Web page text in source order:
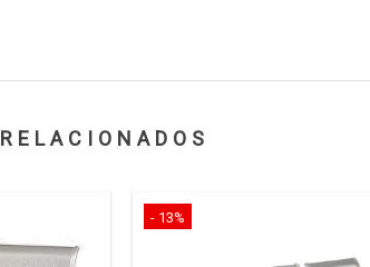
RELACIONADOS
- 13%